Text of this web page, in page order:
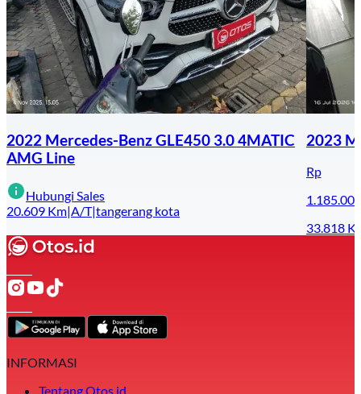
2022 Mercedes-Benz GLE450 3.0 4MATIC
AMG Line
Hubungi Sales
20.609 Km|A/T|tangerang kota
2023
Rp
33.818
INFORMASI
Tentang Otos.id